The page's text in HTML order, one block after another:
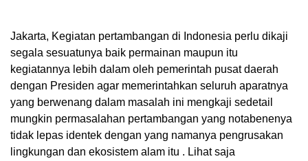
Jakarta, Kegiatan pertambangan di Indonesia perlu dikaji
segala sesuatunya baik permainan maupun itu
kegiatannya lebih dalam oleh pemerintah pusat daerah
dengan Presiden agar memerintahkan seluruh aparatnya
yang berwenang dalam masalah ini mengkaji sedetail
mungkin permasalahan pertambangan yang notabenenya
tidak lepas identek dengan yang namanya pengrusakan
lingkungan dan ekosistem alam itu . Lihat saja